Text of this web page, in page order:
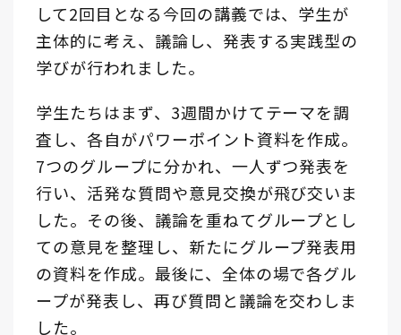
して2回目となる今回の講義では、学生が
主体的に考え、議論し、発表する実践型の
学びが行われました。
学生たちはまず、3週間かけてテーマを調
査し、各自がパワーポイント資料を作成。
7つのグループに分かれ、一人ずつ発表を
行い、活発な質問や意見交換が飛び交いま
した。その後、議論を重ねてグループとし
ての意見を整理し、新たにグループ発表用
の資料を作成。最後に、全体の場で各グル
ープが発表し、再び質問と議論を交わしま
した。